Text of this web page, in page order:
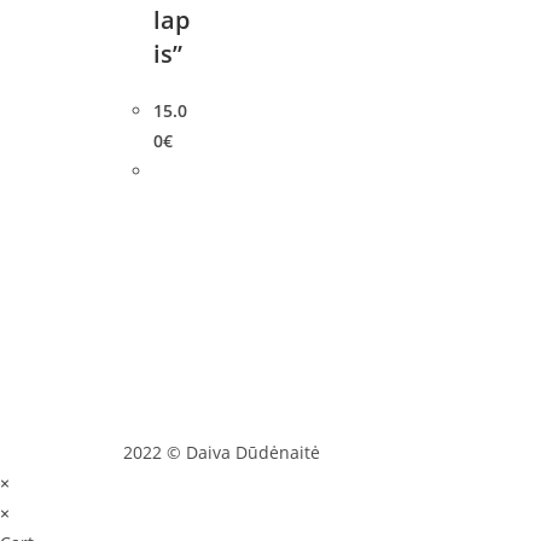
lap
is”
15.0
0€
2022 © Daiva Dūdėnaitė
×
×